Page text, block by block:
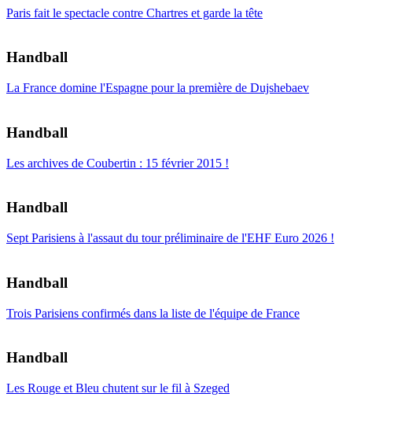
Paris fait le spectacle contre Chartres et garde la tête
Handball
La France domine l'Espagne pour la première de Dujshebaev
Handball
Les archives de Coubertin : 15 février 2015 !
Handball
Sept Parisiens à l'assaut du tour préliminaire de l'EHF Euro 2026 !
Handball
Trois Parisiens confirmés dans la liste de l'équipe de France
Handball
Les Rouge et Bleu chutent sur le fil à Szeged